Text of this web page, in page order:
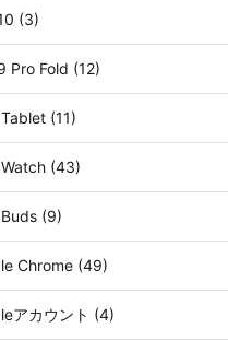
(3)
Pro Fold (12)
(11)
(43)
(9)
Chrome (49)
アカウント (4)